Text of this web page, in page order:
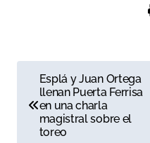
a
Esplá y Juan Ortega
llenan Puerta Ferrisa
en una charla
magistral sobre el
toreo